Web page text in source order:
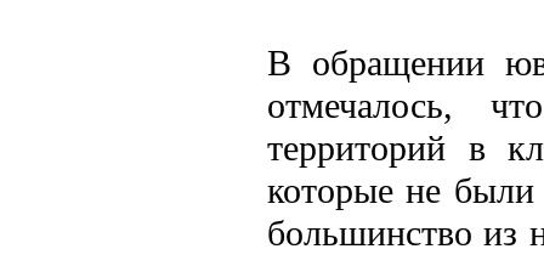
В обращении
отмечалось,
территорий в
которые не
большинство из